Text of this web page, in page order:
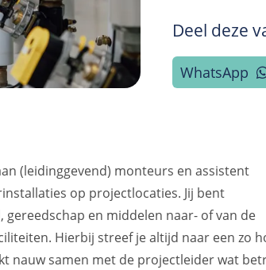
Deel deze
WhatsApp
(leidinggevend) monteurs en assistent
op projectlocaties. Jij bent
en middelen naar- of van de
Hierbij streef je altijd naar een zo
nauw samen met de projectleider wat